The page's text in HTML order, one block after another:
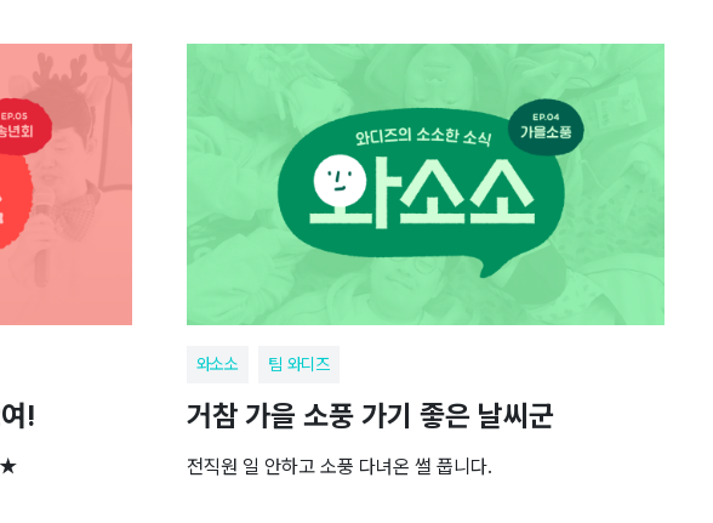
!
★
와소소 팀 와디즈
거참 가을 소풍 가기 좋은 날씨군
전직원 일 안하고 소풍 다녀온 썰 풉니다.